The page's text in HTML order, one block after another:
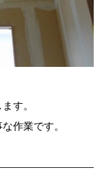
す。
作業です。